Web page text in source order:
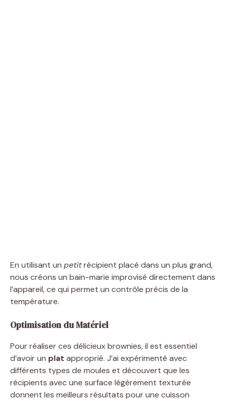
En utilisant un petitrécipient placé dans un plus grand,
nous créons un bain-marie improvisé directement dans
l’appareil, ce qui permet un contrôle précis de la
température.
Optimisation du Matériel
Pour réaliser ces délicieux brownies, il est essentiel
d’avoir un plat approprié. J’ai expérimenté avec
différents types de moules et découvert que les
récipients avec une surface légèrement texturée
donnent les meilleurs résultats pour une cuisson